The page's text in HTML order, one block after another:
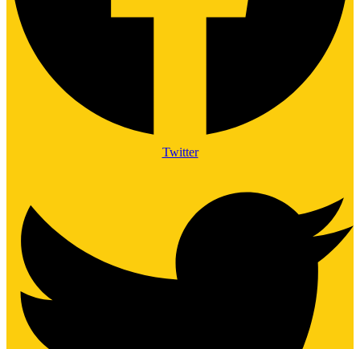
Twitter